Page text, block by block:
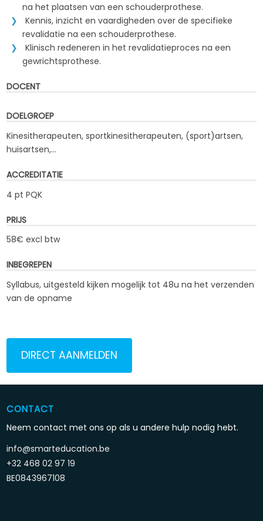
na het plaatsen van een schouderprothese.
Kennis, inzicht en vaardigheden over de specifieke
revalidatie na een schouderprothese.
Klinisch redeneren in het revalidatieproces na een
gewrichtsprothese.
DOCENT
DOELGROEP
Kinesitherapeuten, sportkinesitherapeuten, (sport)artsen,
huisartsen,...
ACCREDITATIE
4 pt PQK
PRIJS
58€ excl btw
INBEGREPEN
Syllabus, uitgesteld kijken mogelijk tot 48u na het verzenden
van de opname
DIRECT AANMELDEN
CONTACT
Neem contact met ons op als u andere hulp nodig hebt.
info@smarteducation.be
+32 468 02 97 19
BE0843967108